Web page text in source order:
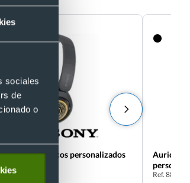
sociales
de
o
inalámbricos personalizados
Sony
Ref.